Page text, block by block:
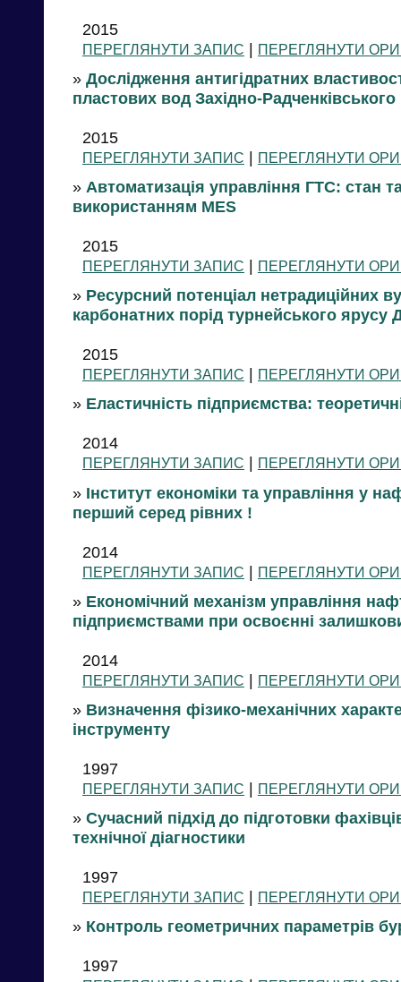
2015
ПЕРЕГЛЯНУТИ ЗАПИС | ПЕРЕГЛЯНУТИ
» Дослідження антигідратних
пластових вод Західно-
2015
ПЕРЕГЛЯНУТИ ЗАПИС | ПЕРЕГЛЯНУТИ
» Автоматизація управління ГТС: стан
використанням MES
2015
ПЕРЕГЛЯНУТИ ЗАПИС | ПЕРЕГЛЯНУТИ
» Ресурсний потенціал нетрадиційних
карбонатних порід турнейського ярусу
2015
ПЕРЕГЛЯНУТИ ЗАПИС | ПЕРЕГЛЯНУТИ
» Еластичність підприємства:
2014
ПЕРЕГЛЯНУТИ ЗАПИС | ПЕРЕГЛЯНУТИ
» Інститут економіки та управління у
перший серед рівних !
2014
ПЕРЕГЛЯНУТИ ЗАПИС | ПЕРЕГЛЯНУТИ
» Економічний механізм управління
підприємствами при освоєнні
2014
ПЕРЕГЛЯНУТИ ЗАПИС | ПЕРЕГЛЯНУТИ
» Визначення фізико-механічних
інструменту
1997
ПЕРЕГЛЯНУТИ ЗАПИС | ПЕРЕГЛЯНУТИ
» Сучасний підхід до підготовки
технічної діагностики
1997
ПЕРЕГЛЯНУТИ ЗАПИС | ПЕРЕГЛЯНУТИ
» Контроль геометричних параметрів
1997